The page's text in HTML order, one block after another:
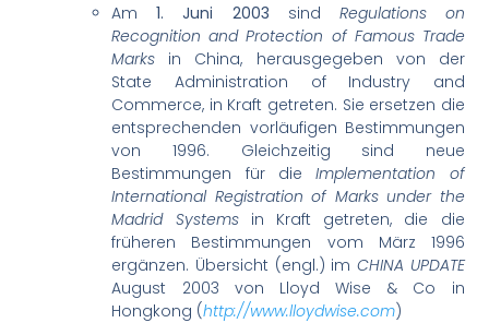
Am1. Juni 2003 sind Regulations on
Recognition and Protection of Famous Trade
Marks in China, herausgegeben von der
State Administration of Industry and
Commerce, in Kraft getreten. Sie ersetzen die
entsprechenden vorläufigen Bestimmungen
von 1996. Gleichzeitig sind neue
Bestimmungen für dieImplementation of
International Registration of Marks under the
Madrid Systemsin Kraft getreten, die die
früheren Bestimmungen vom März 1996
ergänzen. Übersicht (engl.) im CHINA UPDATE
August 2003 von Lloyd Wise & Co in
Hongkong (http://www.lloydwise.com)